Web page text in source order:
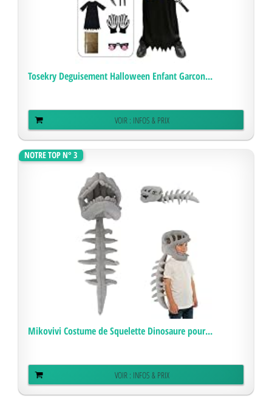
Tosekry Deguisement Halloween Enfant Garcon...
VOIR : INFOS & PRIX
NOTRE TOP N° 3
Mikovivi Costume de Squelette Dinosaure pour...
VOIR : INFOS & PRIX